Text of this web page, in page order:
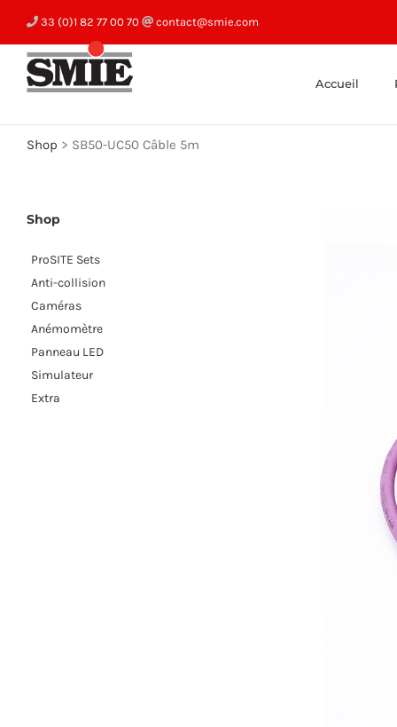
content
33 (0)1 82 77 00 70 contact@smie.com
Accueil
Shop > SB50-UC50 Câble 5m
Shop
ProSITE Sets
Anti-collision
Caméras
Anémomètre
Panneau LED
Simulateur
Extra